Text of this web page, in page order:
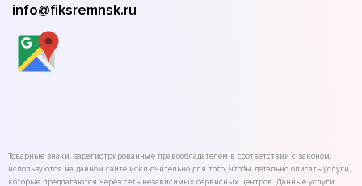
info@fiksremnsk.ru
Товарные знаки, зарегистрированные правообладателем в соответствии с законом,
используются на данном сайте исключительно для того, чтобы детально описать услуги,
которые предлагаются через сеть независимых сервисных центров. Данные услуги